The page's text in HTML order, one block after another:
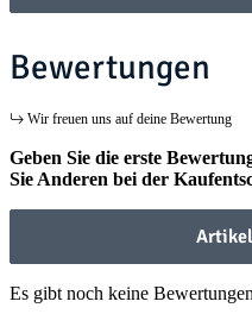
Bewertungen
Wir freuen uns auf deine Bewertung
Geben Sie die erste
Sie Anderen bei der
Es gibt noch keine